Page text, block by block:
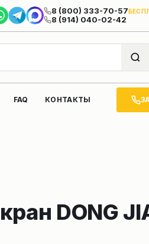
8 (800) 333-70-57
8 (914) 040-02-42
FAQ КОНТАКТЫ
DONG